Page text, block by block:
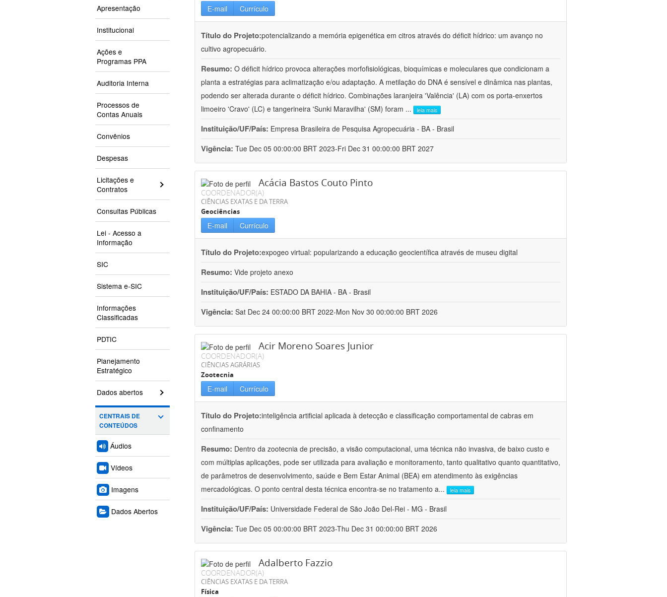
Apresentação
Institucional
Ações e
Programas PPA
Auditoria Interna
Processos de
Contas Anuais
Convênios
Despesas
Licitações e
Contratos
Consultas Públicas
Lei - Acesso a
Informação
SIC
Sistema e-SIC
Informações
Classificadas
PDTIC
Planejamento
Estratégico
Dados abertos
CENTRAIS DE
CONTEÚDOS
Áudios
Vídeos
Imagens
Dados Abertos
E-mail Currículo
Título do Projeto:potencializando a memória epigenética em citros através do déficit hídrico: um avanço no
cultivo agropecuário.
Resumo: O déficit hídrico provoca alterações morfofisiológicas, bioquímicas e moleculares que condicionam a
planta a estratégias para aclimatização e/ou adaptação. A metilação do DNA é sensível e dinâmica nas plantas,
podendo ser alterada durante o déficit hídrico. Combinações laranjeira 'Valência' (LA) com os porta-enxertos
limoeiro 'Cravo' (LC) e tangerineira 'Sunki Maravilha' (SM) foram ... leia mais
Instituição/UF/País: Empresa Brasileira de Pesquisa Agropecuária - BA - Brasil
Vigência: Tue Dec 05 00:00:00 BRT 2023-Fri Dec 31 00:00:00 BRT 2027
Acácia Bastos Couto Pinto
COORDENADOR(A)
CIÊNCIAS EXATAS E DA TERRA
Geociências
E-mail Currículo
Título do Projeto:expogeo virtual: popularizando a educação geocientífica através de museu digital
Resumo: Vide projeto anexo
Instituição/UF/País: ESTADO DA BAHIA - BA - Brasil
Vigência: Sat Dec 24 00:00:00 BRT 2022-Mon Nov 30 00:00:00 BRT 2026
Acir Moreno Soares Junior
COORDENADOR(A)
CIÊNCIAS AGRÁRIAS
Zootecnia
E-mail Currículo
Título do Projeto:inteligência artificial aplicada à detecção e classificação comportamental de cabras em
confinamento
Resumo: Dentro da zootecnia de precisão, a visão computacional, uma técnica não invasiva, de baixo custo e
com múltiplas aplicações, pode ser utilizada para avaliação e monitoramento, tanto qualitativo quanto quantitativo,
de parâmetros de desenvolvimento, saúde e Bem Estar Animal (BEA) em atendimento às exigências
mercadológicas. O ponto central desta técnica encontra-se no tratamento a... leia mais
Instituição/UF/País: Universidade Federal de São João Del-Rei - MG - Brasil
Vigência: Tue Dec 05 00:00:00 BRT 2023-Thu Dec 31 00:00:00 BRT 2026
Adalberto Fazzio
COORDENADOR(A)
CIÊNCIAS EXATAS E DA TERRA
Física